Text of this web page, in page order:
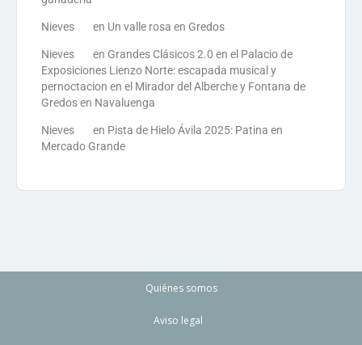
Nieves en Un valle rosa en Gredos
Nieves en Grandes Clásicos 2.0 en el Palacio de
Exposiciones Lienzo Norte: escapada musical y
pernoctacion en el Mirador del Alberche y Fontana de
Gredos en Navaluenga
Nieves en Pista de Hielo Ávila 2025: Patina en
Mercado Grande
Quiénes somos
Aviso legal